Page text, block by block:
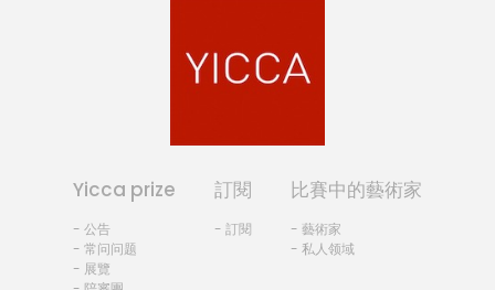
Yicca prize
- 公告
- 常问问题
- 展覽
訂閱
- 訂閱
比賽中的藝術家
- 藝術家
- 私人领域